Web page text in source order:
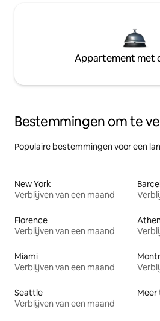
Appartement met
Bestemmingen om te
Populaire bestemmingen voor een
New York
Verblijven van een maand
Florence
Verblijven van een maand
Miami
Verblijven van een maand
Seattle
Verblijven van een maand
Meer